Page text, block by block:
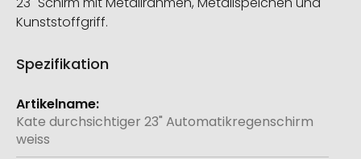
Kunststoffgriff.
Spezifikation
Weitere
Informationen
Kate durchsichtiger 23" Automatikregenschirm
weiss